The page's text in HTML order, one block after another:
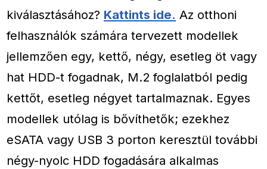
kiválasztásához? Kattints ide. Az otthoni
felhasználók számára tervezett modellek
jellemzően egy, kettő, négy, esetleg öt vagy
hat HDD-t fogadnak, M.2 foglalatból pedig
kettőt, esetleg négyet tartalmaznak. Egyes
modellek utólag is bővíthetők; ezekhez
eSATA vagy USB 3 porton keresztül további
négy-nyolc HDD fogadására alkalmas